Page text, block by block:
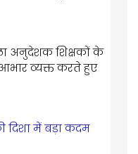
अनुदेशक शिक्षकों के
आभार व्यक्त करते हुए
दिशा में बड़ा कदम